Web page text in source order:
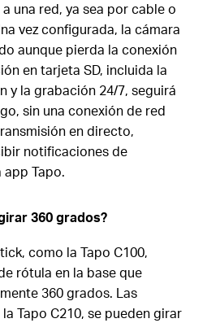
una red, ya sea por cable o
vez configurada, la cámara
aunque pierda la conexión
en tarjeta SD, incluida la
y la grabación 24/7, seguirá
sin una conexión de red
en directo,
notificaciones de
Tapo.
360 grados?
como la Tapo C100,
rótula en la base que
360 grados. Las
Tapo C210, se pueden girar